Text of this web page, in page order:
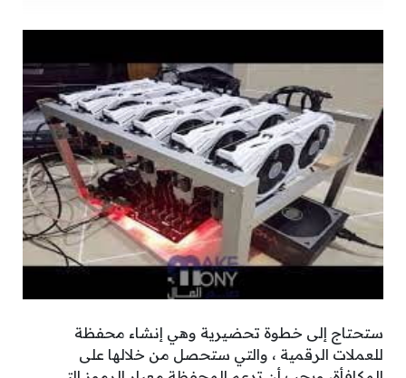
ستحتاج إلى خطوة تحضيرية وهي إنشاء محفظة
للعملات الرقمية ، والتي ستحصل من خلالها على